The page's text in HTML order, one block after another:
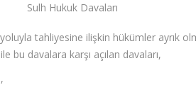
Sulh Hukuk Davaları
tahliyesine ilişkin hükümler ayrık
bu davalara karşı açılan davaları,